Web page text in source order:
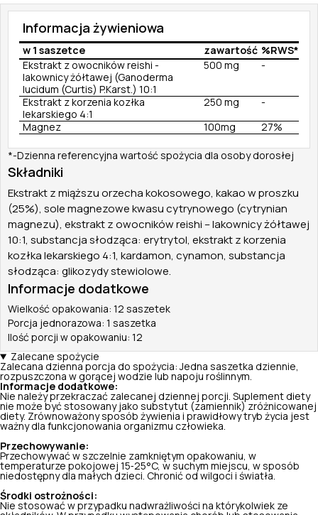
Informacja żywieniowa
w 1 saszetce zawartość %RWS*
Ekstrakt z owocników reishi -
lakownicy żółtawej (Ganoderma
lucidum (Curtis) P.Karst.) 10:1
500 mg -
Ekstrakt z korzenia kozłka
lekarskiego 4:1
250 mg -
Magnez 100mg 27%
*-Dzienna referencyjna wartość spożycia dla osoby dorosłej
Składniki
Ekstrakt z miąższu orzecha kokosowego, kakao w proszku
(25%), sole magnezowe kwasu cytrynowego (cytrynian
magnezu), ekstrakt z owocników reishi – lakownicy żółtawej
10:1, substancja słodząca: erytrytol, ekstrakt z korzenia
kozłka lekarskiego 4:1, kardamon, cynamon, substancja
słodząca: glikozydy stewiolowe.
Informacje dodatkowe
Wielkość opakowania: 12 saszetek
Porcja jednorazowa: 1 saszetka
Ilość porcji w opakowaniu: 12
Zalecane spożycie
Zalecana dzienna porcja do spożycia: Jedna saszetka dziennie,
rozpuszczona w gorącej wodzie lub napoju roślinnym.
Informacje dodatkowe:
Nie należy przekraczać zalecanej dziennej porcji. Suplement diety
nie może być stosowany jako substytut (zamiennik) zróżnicowanej
diety. Zrównoważony sposób żywienia i prawidłowy tryb życia jest
ważny dla funkcjonowania organizmu człowieka.
Przechowywanie:
Przechowywać w szczelnie zamkniętym opakowaniu, w
temperaturze pokojowej 15‑25°C, w suchym miejscu, w sposób
niedostępny dla małych dzieci. Chronić od wilgoci i światła.
Środki ostrożności:
Nie stosować w przypadku nadwrażliwości na którykolwiek ze